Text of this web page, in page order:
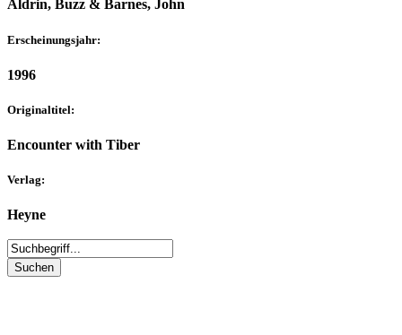
Aldrin, Buzz & Barnes, John
Erscheinungsjahr:
1996
Originaltitel:
Encounter with Tiber
Verlag:
Heyne